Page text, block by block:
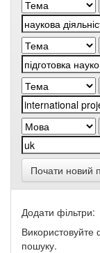
Почати новий
Додати фільтри:
Використовуйте
пошуку.